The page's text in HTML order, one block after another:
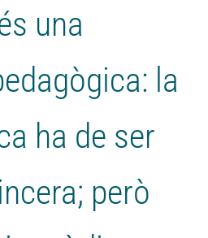
una
la
ha de ser
però